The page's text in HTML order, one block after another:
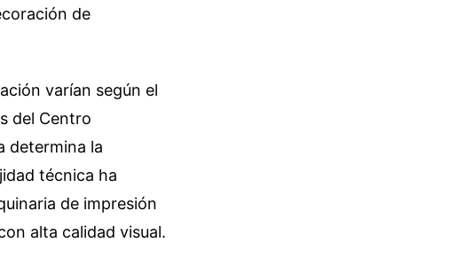
de
varían según el
del Centro
determina la
técnica ha
de impresión
alta calidad visual.